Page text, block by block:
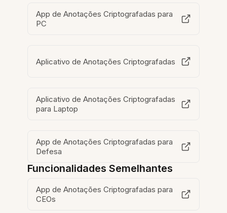
App de Anotações Criptografadas para
PC
Aplicativo de Anotações Criptografadas
Aplicativo de Anotações Criptografadas
para Laptop
App de Anotações Criptografadas para
Defesa
Funcionalidades Semelhantes
App de Anotações Criptografadas para
CEOs